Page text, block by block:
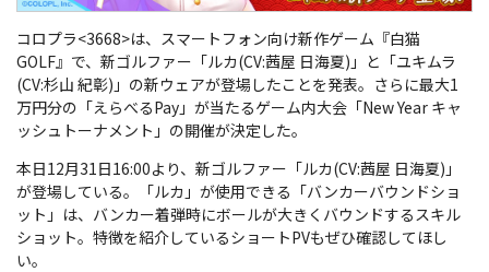
コロプラ<3668>は、スマートフォン向け新作ゲーム『白猫
GOLF』で、新ゴルファー「ルカ(CV:茜屋 日海夏)」と「ユキムラ
(CV:杉山 紀彰)」の新ウェアが登場したことを発表。さらに最大1
万円分の「えらべるPay」が当たるゲーム内大会「New Year キャ
ッシュトーナメント」の開催が決定した。
本日12月31日16:00より、新ゴルファー「ルカ(CV:茜屋 日海夏)」
が登場している。「ルカ」が使用できる「バンカーバウンドショ
ット」は、バンカー着弾時にボールが大きくバウンドするスキル
ショット。特徴を紹介しているショートPVもぜひ確認してほし
い。